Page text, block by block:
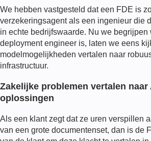
We hebben vastgesteld dat een FDE is
verzekeringsagent als een ingenieur die
in echte bedrijfswaarde. Nu we begrijpen
deployment engineer is, laten we eens
modelmogelijkheden vertalen naar
infrastructuur.
Zakelijke problemen vertalen naar
oplossingen
Als een klant zegt dat ze uren verspillen
van een grote documentenset, dan is de